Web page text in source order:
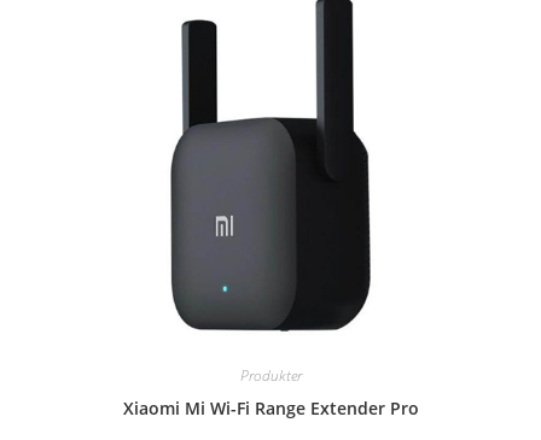
Produkter
Xiaomi Mi Wi-Fi Range Extender Pro